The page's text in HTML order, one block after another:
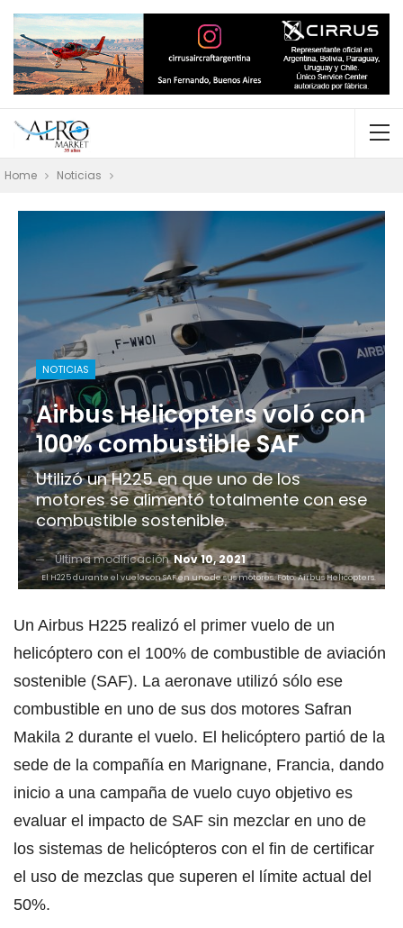
Home Noticias
NOTICIAS
Airbus Helicopters voló con
100% combustible SAF
Utilizó un H225 en que uno de los
motores se alimentó totalmente con ese
combustible sostenible.
Última modificaciónNov 10, 2021
El H225 durante el vuelo con SAF en uno de sus motores. Foto: Airbus Helicopters.
Un Airbus H225 realizó el primer vuelo de un
helicóptero con el 100% de combustible de aviación
sostenible (SAF). La aeronave utilizó sólo ese
combustible en uno de sus dos motores Safran
Makila 2 durante el vuelo. El helicóptero partió de la
sede de la compañía en Marignane, Francia, dando
inicio a una campaña de vuelo cuyo objetivo es
evaluar el impacto de SAF sin mezclar en uno de
los sistemas de helicópteros con el fin de certificar
el uso de mezclas que superen el límite actual del
50%.